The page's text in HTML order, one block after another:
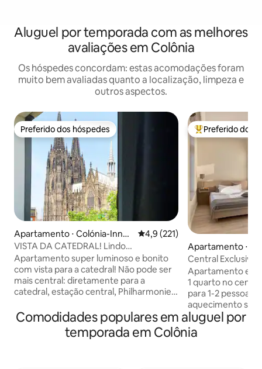
Aluguel por temporada com as melhores
avaliações em Colônia
Os hóspedes concordam: estas acomodações foram
muito bem avaliadas quanto a localização, limpeza e
outros aspectos.
Preferido dos hóspedes
Preferido dos hóspedes
Apartamento ⋅ Colónia-Innen
stadt
4,9 de uma avaliação média de
4,9 (221)
VISTA DA CATEDRAL! Lindo
apartamento super central
Apartamento super luminoso e bonito
com vista para a catedral! Não pode ser
mais central: diretamente para a
catedral, estação central, Philharmonie,
apartamento exclusivo está localizado
no coração da cidade. A partir daí, pode
chegar facilmente a todos os cantos da
Entre os
Preferido dos
Apartamento ⋅
nstadt
Central Exclusive
até a catedral
Apartamento
1 quarto no
para 1-2 pessoas;
aquecimento sob
confortável (1,40
elegante,
alta qualidade;
Comodidades populares em aluguel por
temporada em Colônia